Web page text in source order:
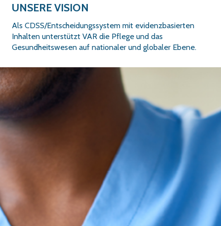
UNSERE VISION
Als CDSS/Entscheidungssystem mit evidenzbasierten
Inhalten unterstützt VAR die Pflege und das
Gesundheitswesen auf nationaler und globaler Ebene.